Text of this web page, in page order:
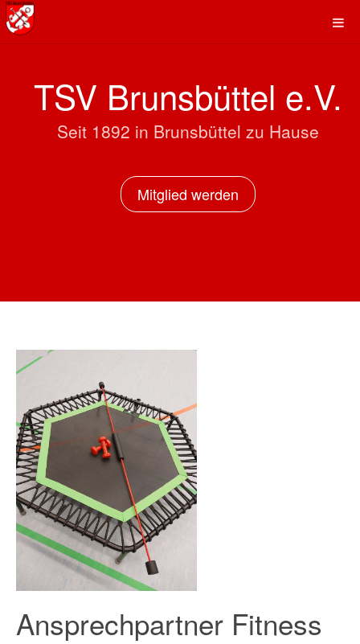
TSV Brunsbüttel e.V.
Seit 1892 in Brunsbüttel zu Hause
Mitglied werden
Ansprechpartner Fitness